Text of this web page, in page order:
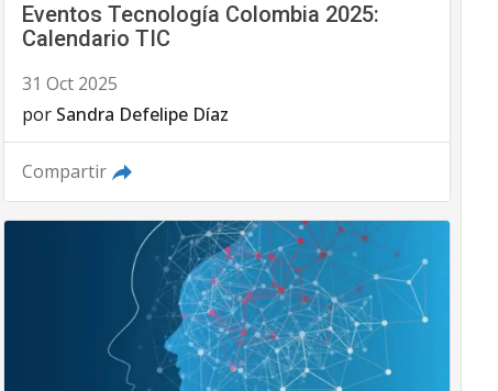
Eventos Tecnología Colombia 2025:
Calendario TIC
31 Oct 2025
por Sandra Defelipe Díaz
Compartir